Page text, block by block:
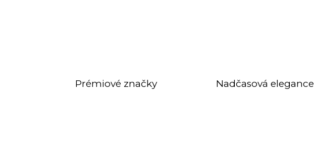
Prémiové značky Nadčasová elegance